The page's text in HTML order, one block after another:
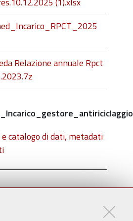
Relazione annuale Rpct
catalogo di dati, metadati